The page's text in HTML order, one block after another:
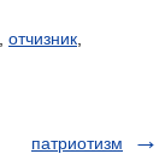
отчизник
патриотизм